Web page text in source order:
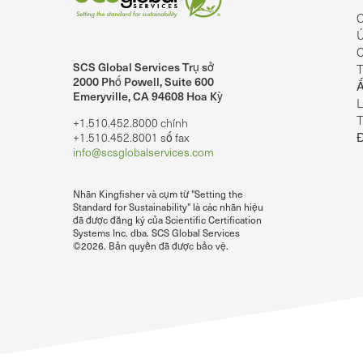
SCS Global Services Trụ sở
2000 Phố Powell, Suite 600
Emeryville, CA 94608 Hoa Kỳ
+1.510.452.8000 chính
+1.510.452.8001 số fax
info@scsglobalservices.com
Nhãn Kingfisher và cụm từ "Setting the
Standard for Sustainability" là các nhãn hiệu
đã được đăng ký của Scientific Certification
Systems Inc. dba. SCS Global Services
©2026. Bản quyền đã được bảo vệ.
trên LinkedIn.
SCS Global Services trên YouTube